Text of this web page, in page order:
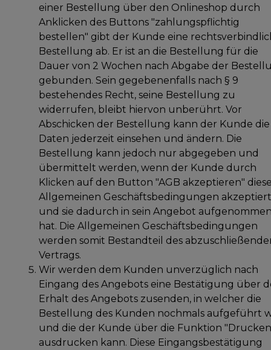
einer Bestellung über den Onlineshop durch
Anklicken des Buttons "zahlungspflichtig
bestellen" gibt der Kunde eine
Bestellung ab. Er ist an die Bestellung für die
Dauer von 2 Wochen nach Abgabe der
gebunden. Sein gegebenenfalls nach § 9
bestehendes Recht, seine Bestellung zu
widerrufen, bleibt hiervon unberührt. Vor
Abschicken der Bestellung kann der Kunde die
Daten jederzeit einsehen und ändern. Die
Bestellung kann jedoch nur abgegeben und
übermittelt werden, wenn der Kunde durch
Klicken auf den Button "AGB akzeptieren"
Allgemeinen Geschäftsbedingungen akzeptiert
und sie dadurch in sein Angebot
hat. Die Allgemeinen Geschäftsbedingungen
werden somit Bestandteil des
Vertrags.
Wir werden dem Kunden unverzüglich nach
Eingang des Angebots eine Bestätigung über
Erhalt des Angebots zusenden, in welcher die
Bestellung des Kunden nochmals aufgeführt
und die der Kunde über die Funktion
ausdrucken kann. Diese Eingangsbestätigung